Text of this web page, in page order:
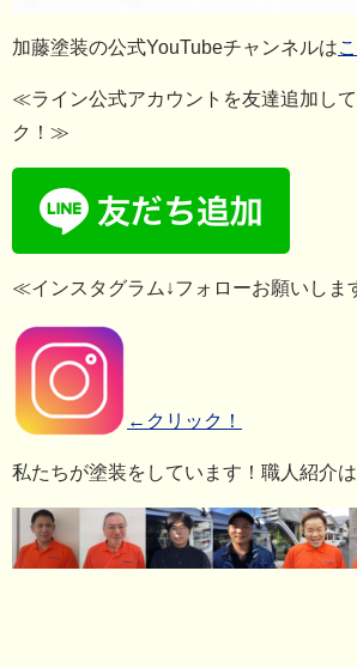
加藤塗装の公式YouTubeチャンネルは
≪ライン公式アカウントを友達追加し
ク！≫
≪インスタグラム↓フォローお願いしま
←クリック！
私たちが塗装をしています！職人紹介は